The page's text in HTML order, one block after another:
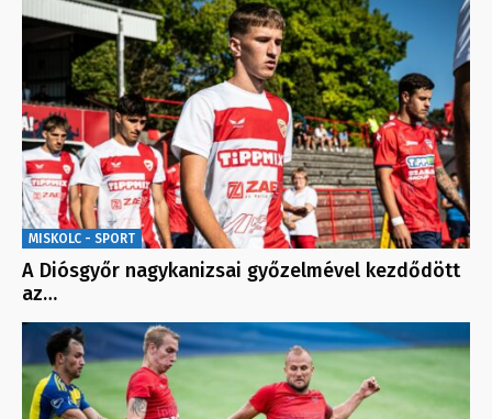
MISKOLC - SPORT
A Diósgyőr nagykanizsai győzelmével kezdődött
az…